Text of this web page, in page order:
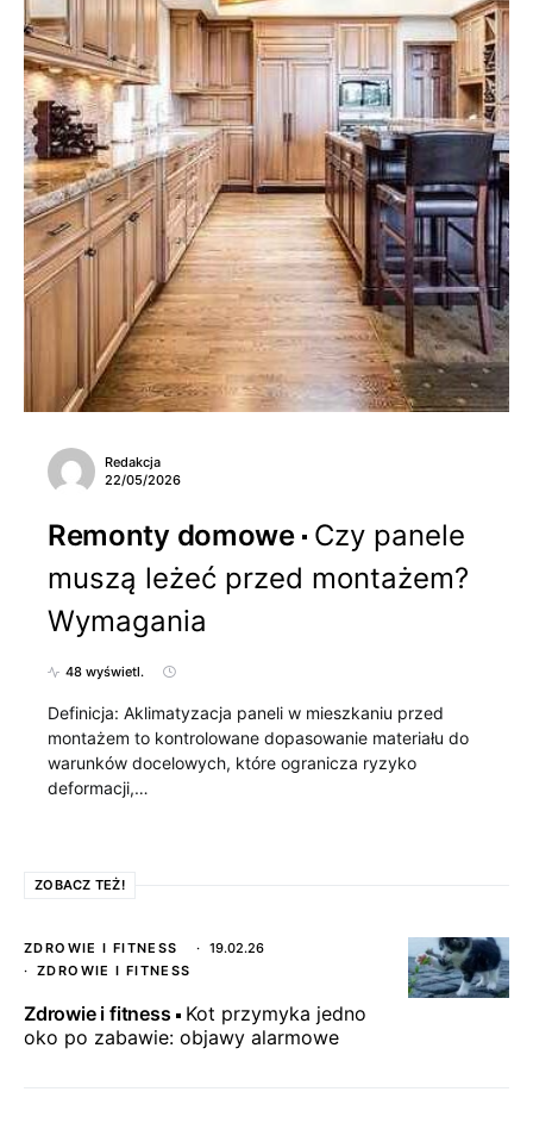
Redakcja
22/05/2026
Remonty domowe Czy panele
muszą leżeć przed montażem?
Wymagania
48 wyświetl.
Definicja: Aklimatyzacja paneli w mieszkaniu przed
montażem to kontrolowane dopasowanie materiału do
warunków docelowych, które ogranicza ryzyko
deformacji,…
ZOBACZ TEŻ!
ZDROWIE I FITNESS
19.02.26
ZDROWIE I FITNESS
Zdrowie i fitness
Kot przymyka jedno
oko po zabawie: objawy alarmowe